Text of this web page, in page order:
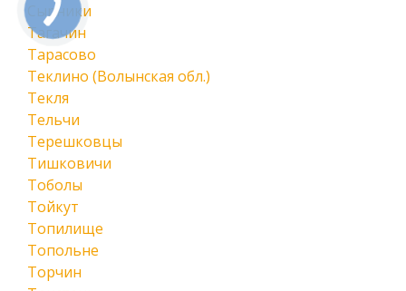
Сырники
Тагачин
Тарасово
Теклино (Волынская обл.)
Текля
Тельчи
Терешковцы
Тишковичи
Тоболы
Тойкут
Топилище
Топольне
Торчин